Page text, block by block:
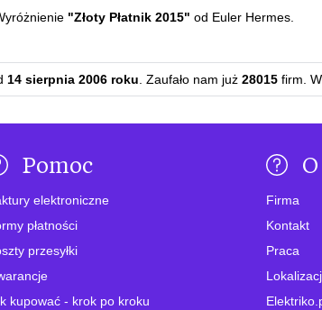
"Złoty Płatnik 2015" od Euler Hermes.
14 sierpnia 2006 roku . Zaufało nam już 28015 firm.
Pomoc
elektroniczne
płatności
przesyłki
kupować - krok po kroku
Firma
Kontakt
Praca